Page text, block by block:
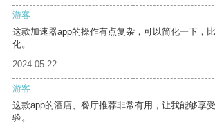
游客
这款加速器app的操作有点复杂，可以简化一下，
化。
2024-05-22
游客
这款app的酒店、餐厅推荐非常有用，让我能够享
验。